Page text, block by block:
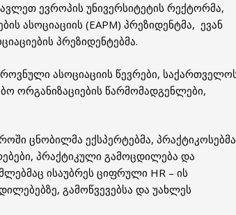
ევროპის უნივერსიტეტის რექტორმა,
ასოციაციის (EAPM) პრეზიდენტმა, ევან
პრეზიდენტებმა.
ასოციაციის წევრები,
ორგანიზაციების წარმომადგენლები,
ცნობილმა ექსპერტებმა,
პრაქტიკული გამოცდილება და
ისაუბრეს ციფრული HR – ის
გამოწვევებსა და უახლეს